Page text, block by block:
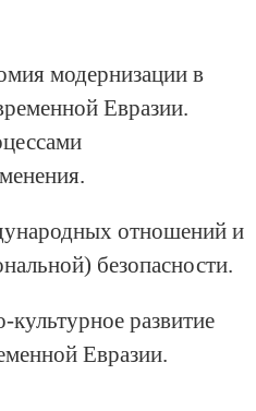
модернизации в
Евразии.
отношений и
безопасности.
развитие
Евразии.